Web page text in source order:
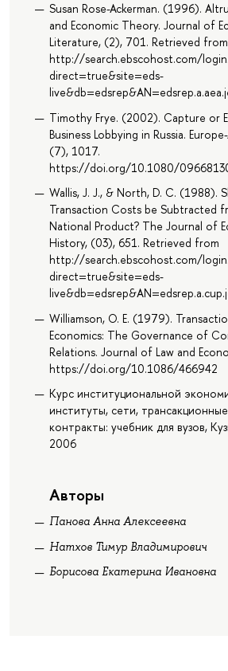
Susan Rose-Ackerman. (1996).
and Economic Theory. Journal of
Literature, (2), 701. Retrieved from
http://search.ebscohost.com/
direct=true&site=eds-
Timothy Frye. (2002). Capture or
Business Lobbying in Russia.
(7), 1017.
https://doi.org/10.1080/
Wallis, J. J., & North, D. C. (1988).
Transaction Costs be Subtracted
National Product? The Journal of
History, (03), 651. Retrieved from
http://search.ebscohost.com/
direct=true&site=eds-
Williamson, O. E. (1979).
Economics: The Governance of
Relations. Journal of Law and
https://doi.org/10.1086/466942
Курс институциональной
институты, сети,
контракты: учебник для вузов,
2006
Авторы
Панова Анна Алексеевна
Натхов Тимур Владимирович
Борисова Екатерина Ивановна